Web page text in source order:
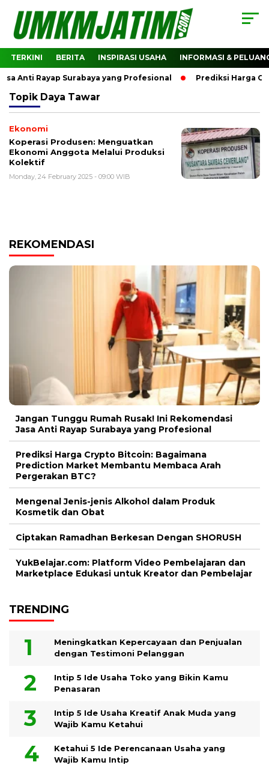
TERKINI BERITA INSPIRASI USAHA INFORMASI &
Anti Rayap Surabaya yang Profesional Prediksi Harga
Topik Daya Tawar
Ekonomi
Koperasi Produsen: Menguatkan
Ekonomi Anggota Melalui Produksi
Kolektif
Monday, 24 February 2025 - 09:00 WIB
REKOMENDASI
Jangan Tunggu Rumah Rusak! Ini Rekomendasi
Jasa Anti Rayap Surabaya yang Profesional
Prediksi Harga Crypto Bitcoin: Bagaimana
Prediction Market Membantu Membaca Arah
Pergerakan BTC?
Mengenal Jenis-jenis Alkohol dalam Produk
Kosmetik dan Obat
Ciptakan Ramadhan Berkesan Dengan SHORUSH
YukBelajar.com: Platform Video Pembelajaran dan
Marketplace Edukasi untuk Kreator dan Pembelajar
TRENDING
Meningkatkan Kepercayaan dan Penjualan
dengan Testimoni Pelanggan
Intip 5 Ide Usaha Toko yang Bikin Kamu
Penasaran
Intip 5 Ide Usaha Kreatif Anak Muda yang
Wajib Kamu Ketahui
Ketahui 5 Ide Perencanaan Usaha yang
Wajib Kamu Intip